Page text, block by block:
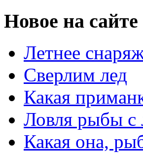
Новое на сайте
Летнее
Сверлим лед
Какая
Ловля рыбы с
Какая она,